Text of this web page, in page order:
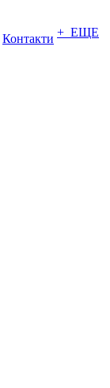
Контакти + ЕЩЕ